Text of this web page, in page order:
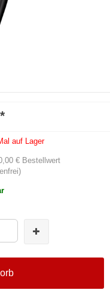
*
auf Lager
€ Bestellwert